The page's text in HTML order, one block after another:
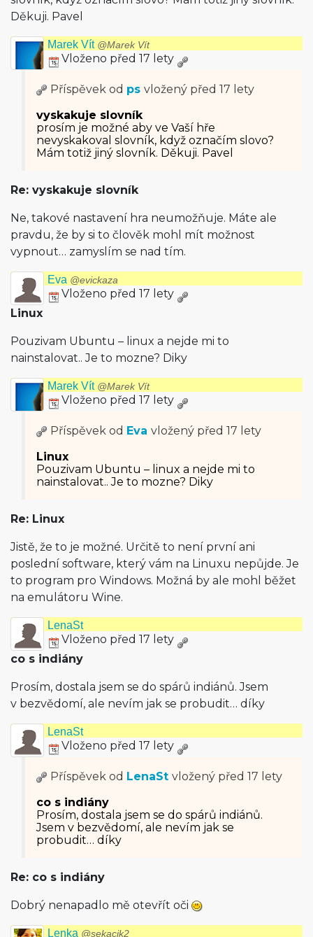
Děkuji. Pavel
Marek Vít @Marek Vít
Vloženo před 17 lety
Příspěvek od ps vložený před 17 lety
vyskakuje slovník
prosím je možné aby ve Vaší hře
nevyskakoval slovník, když označím slovo?
Mám totiž jiný slovník. Děkuji. Pavel
Re: vyskakuje slovník
Ne, takové nastavení hra neumožňuje. Máte ale
pravdu, že by si to člověk mohl mít možnost
vypnout… zamyslím se nad tím.
Eva @evickaza
Vloženo před 17 lety
Linux
Pouzivam Ubuntu – linux a nejde mi to
nainstalovat.. Je to mozne? Diky
Marek Vít @Marek Vít
Vloženo před 17 lety
Příspěvek od Eva vložený před 17 lety
Linux
Pouzivam Ubuntu – linux a nejde mi to
nainstalovat.. Je to mozne? Diky
Re: Linux
Jistě, že to je možné. Určitě to není první ani
poslední software, který vám na Linuxu nepůjde. Je
to program pro Windows. Možná by ale mohl běžet
na emulátoru Wine.
LenaSt
Vloženo před 17 lety
co s indiány
Prosím, dostala jsem se do spárů indiánů. Jsem
v bezvědomí, ale nevím jak se probudit… díky
LenaSt
Vloženo před 17 lety
Příspěvek od LenaSt vložený před 17 lety
co s indiány
Prosím, dostala jsem se do spárů indiánů.
Jsem v bezvědomí, ale nevím jak se
probudit… díky
Re: co s indiány
Dobrý nenapadlo mě otevřít oči
Lenka @sekacik2